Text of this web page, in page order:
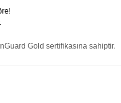
Gold sertifikasına sahiptir.